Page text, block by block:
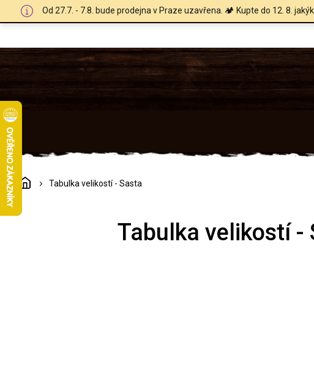
Od 27.7. - 7.8. bude prodejna v Praze uzavřena. 🏕️ Kupte do 12. 8.
DomůTabulka velikostí - Sasta
Tabulka velikostí -